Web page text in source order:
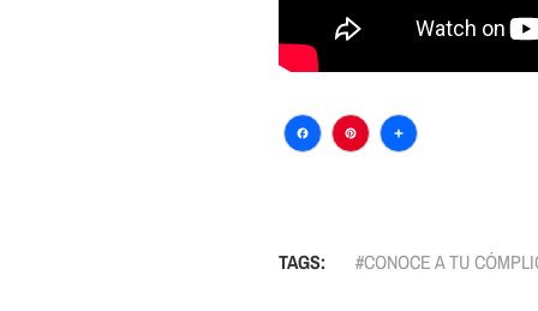
Facebook
Pinterest
Compartir
TAGS: CONOCE A TU